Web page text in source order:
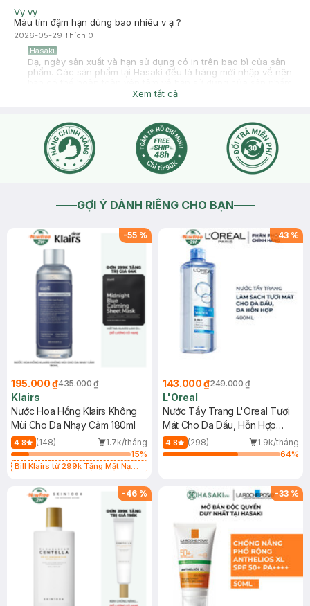
Vy vy
Màu tím đậm hạn dùng bao nhiêu v ạ ?
2026-05-29 Thích 0
Hasaki
Dạ, ngày sản xuất và hạn sử dụng có in trên bao bì của sản
phẩm. Các sản phẩm tại Hasaki đều là hàng mới nhập về nên
Xem tất cả
GỢI Ý DÀNH RIÊNG CHO BẠN
-55 %
195.000 ₫435.000 ₫
Klairs
Nước Hoa Hồng Klairs Không
Mùi Cho Da Nhạy Cảm 180ml
4.8 (148)
1.7k/tháng
15%
Bill Klairs từ 299k Tặng Mặt Nạ
25ml (SL Có Hạn)
-43 %
143.000 ₫249.000 ₫
L'Oreal
Nước Tẩy Trang L'Oreal Tươi
Mát Cho Da Dầu, Hỗn Hợp
400ml
4.8 (298)
1.9k/tháng
64%
-46 % -33 %